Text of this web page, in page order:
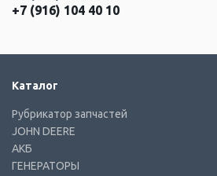
+7 (916) 104 40 10
Каталог
Рубрикатор запчастей
JOHN DEERE
АКБ
ГЕНЕРАТОРЫ